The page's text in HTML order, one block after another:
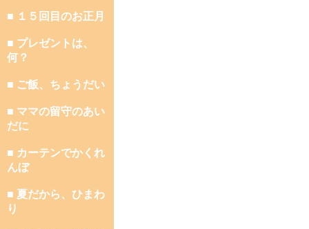
■ １５回目のお正月
■ プレゼントは、
何？
■ ご飯、ちょうだい
■ ママの留守のあい
だに
■ カーテンでかくれ
んぼ
■ 夏だから、ひまわ
り